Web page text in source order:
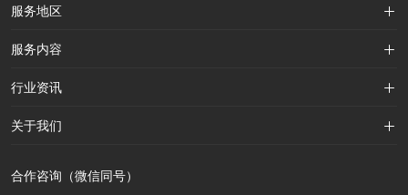
服务地区
深圳 广州 北京 上海
武汉 长沙 合肥 济南
天津 青岛 郑州 厦门
服务内容
品牌设计
品牌咨询
行业资讯
设计分享
行业动态
关于我们
客户列表
合作咨询（微信同号）